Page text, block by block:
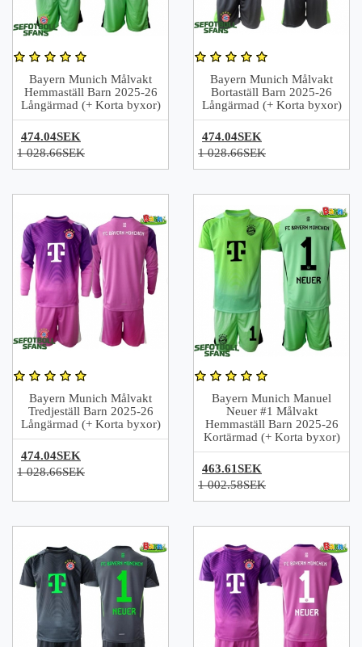
Bayern Munich Målvakt
Hemmaställ Barn 2025-26
Långärmad (+ Korta byxor)
474.04SEK
1 028.66SEK
Bayern Munich Målvakt
Bortaställ Barn 2025-26
Långärmad (+ Korta byxor)
474.04SEK
1 028.66SEK
Bayern Munich Målvakt
Tredjeställ Barn 2025-26
Långärmad (+ Korta byxor)
474.04SEK
1 028.66SEK
Bayern Munich Manuel
Neuer #1 Målvakt
Hemmaställ Barn 2025-26
Kortärmad (+ Korta byxor)
463.61SEK
1 002.58SEK